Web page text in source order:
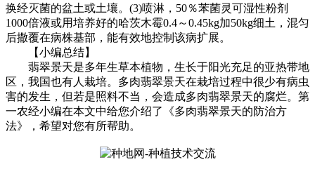
换经灭菌的盆土或土壤。(3)喷淋，50％苯菌灵可湿性粉剂
1000倍液或用培养好的哈茨木霉0.4～0.45kg加50kg细土，混匀
后撒覆在病株基部，能有效地控制该病扩展。
【小编总结】
翡翠景天是多年生草本植物，生长于阳光充足的亚热带地
区，我国也有人栽培。多肉翡翠景天在栽培过程中很少有病虫
害的发生，但若是照料不当，会造成多肉翡翠景天的腐烂。第
一农经小编在本文中给您介绍了《多肉翡翠景天的防治方
法》，希望对您有所帮助。